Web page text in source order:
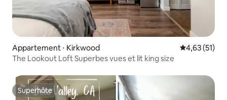
Appartement ⋅ Kirkwood Évaluation
4,63 (51)
The Lookout Loft Superbes vues et lit king size
Superhôte
Superhôte